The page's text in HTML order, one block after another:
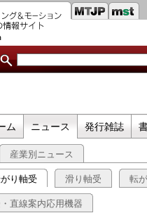
ム ニュース 発行雑誌
産業別ニュース
り軸受 滑り軸受 転
直線案内応用機器